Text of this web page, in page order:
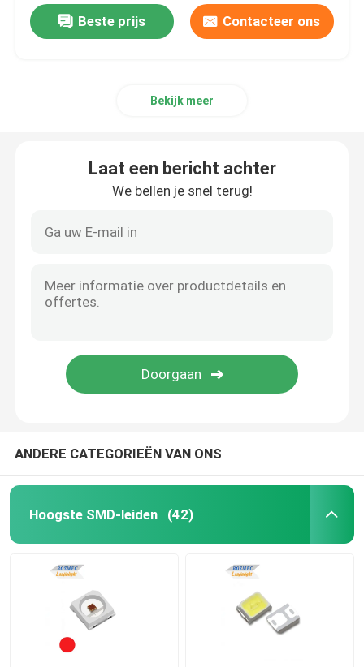
Beste prijs Contacteer ons
Bekijk meer
Laat een bericht achter
We bellen je snel terug!
ANDERE CATEGORIEËN VAN ONS
Hoogste SMD-leiden (42)